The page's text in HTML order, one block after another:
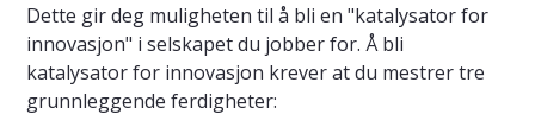
Dette gir deg muligheten til å bli en "katalysator for
innovasjon" i selskapet du jobber for. Å bli
katalysator for innovasjon krever at du mestrer tre
grunnleggende ferdigheter: